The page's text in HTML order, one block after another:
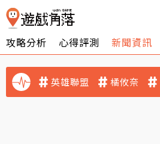
攻略分析 心得評測 新聞資訊
英雄聯盟 橘攸奈